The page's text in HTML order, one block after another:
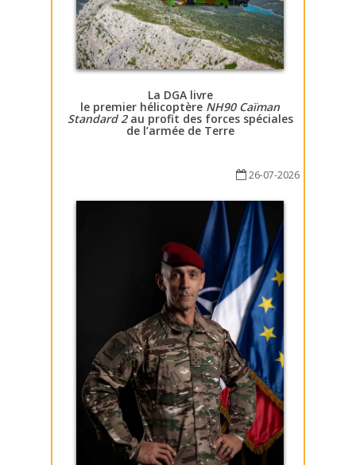
La DGA livre
le premier hélicoptère NH90 Caïman
Standard 2au profit des forces spéciales
de l’armée de Terre
26-07-2026